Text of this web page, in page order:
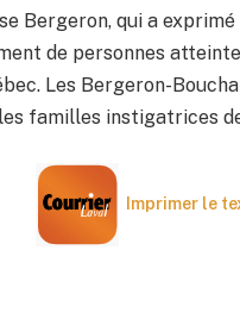
Bergeron, qui a
de personnes
Les Bergeron-
familles instigatrices
Imprimer le